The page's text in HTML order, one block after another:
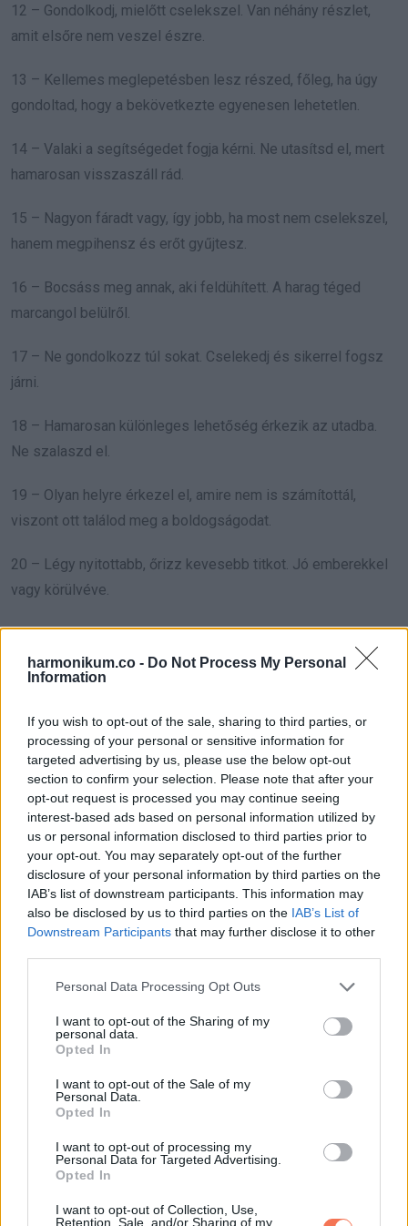
harmonikum.co - Do Not Process My Personal
Information
If you wish to opt-out of the sale, sharing to third parties, or
processing of your personal or sensitive information for
targeted advertising by us, please use the below opt-out
section to confirm your selection. Please note that after your
opt-out request is processed you may continue seeing
interest-based ads based on personal information utilized by
us or personal information disclosed to third parties prior to
your opt-out. You may separately opt-out of the further
disclosure of your personal information by third parties on the
IAB’s list of downstream participants. This information may
also be disclosed by us to third parties on the IAB’s List of
Downstream Participants that may further disclose it to other
Please note that this website/app uses one or more Google
not limited to your visit or usage behaviour. You may click to
grant or deny consent to Google and its third-party tags to
use your data for below specified purposes in below Google
consent section.
Personal Data Processing Opt Outs
I want to opt-out of the Sharing of my
personal data.
Opted In
I want to opt-out of the Sale of my
Personal Data.
Opted In
I want to opt-out of processing my
Personal Data for Targeted Advertising.
Opted In
I want to opt-out of Collection, Use,
Retention, Sale, and/or Sharing of my
12 – Gondolkodj, mielőtt cselekszel. Van néhány részlet,
amit elsőre nem veszel észre.
13 – Kellemes meglepetésben lesz részed, főleg, ha úgy
gondoltad, hogy a bekövetkezte egyenesen lehetetlen.
14 – Valaki a segítségedet fogja kérni. Ne utasítsd el, mert
hamarosan visszaszáll rád.
15 – Nagyon fáradt vagy, így jobb, ha most nem cselekszel,
hanem megpihensz és erőt gyűjtesz.
16 – Bocsáss meg annak, aki feldühített. A harag téged
marcangol belülről.
17 – Ne gondolkozz túl sokat. Cselekedj és sikerrel fogsz
járni.
18 – Hamarosan különleges lehetőség érkezik az utadba.
Ne szalaszd el.
19 – Olyan helyre érkezel el, amire nem is számítottál,
viszont ott találod meg a boldogságodat.
20 – Légy nyitottabb, őrizz kevesebb titkot. Jó emberekkel
vagy körülvéve.
21 – Valaki nagyon féltékeny rád. Te csak a boldogságoddal
törődj.
semmitől.
23 – Van egy dolog, amit nem tudsz megbocsátani, de ideje
volna. Csak így könnyebbülhetsz meg.
24 – Minden rajtad áll. Ne hezitálj, a legjobbat érdemled.
25 – Ideje bebizonyítani a világnak, hogy bármit meg tudsz
szerezni, amit csak akarsz.
26 – A vágyad végre valóra válik.
Ha tetszett a cikk, kérlek, ne felejtsd el megosztani
ismerőseiddel!
Oszd meg ezt a posztot:
WhatsappRedditShare
Email